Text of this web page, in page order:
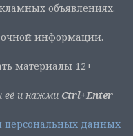
объявлениях.
информации.
материалы 12+
её и нажми Ctrl+Enter
персональных данных